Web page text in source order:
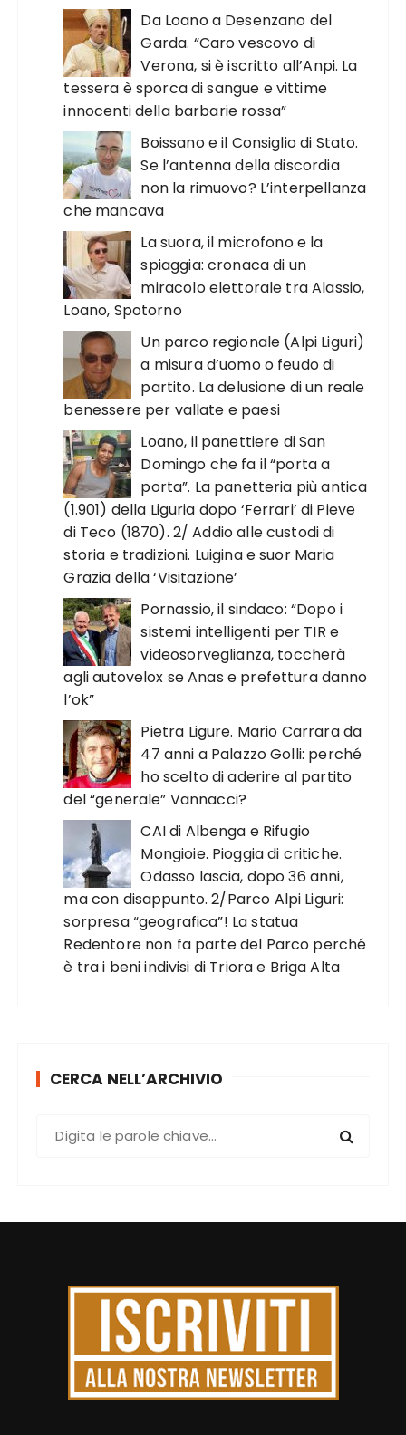
Da Loano a Desenzano del
Garda. “Caro vescovo di
Verona, si è iscritto all’Anpi. La
tessera è sporca di sangue e vittime
innocenti della barbarie rossa”
Boissano e il Consiglio di Stato.
Se l’antenna della discordia
non la rimuovo? L’interpellanza
che mancava
La suora, il microfono e la
spiaggia: cronaca di un
miracolo elettorale tra Alassio,
Loano, Spotorno
Un parco regionale (Alpi Liguri)
a misura d’uomo o feudo di
partito. La delusione di un reale
benessere per vallate e paesi
Loano, il panettiere di San
Domingo che fa il “porta a
porta”. La panetteria più antica
(1.901) della Liguria dopo ‘Ferrari’ di Pieve
di Teco (1870). 2/ Addio alle custodi di
storia e tradizioni. Luigina e suor Maria
Grazia della ‘Visitazione’
Pornassio, il sindaco: “Dopo i
sistemi intelligenti per TIR e
videosorveglianza, toccherà
agli autovelox se Anas e prefettura danno
l’ok”
Pietra Ligure. Mario Carrara da
47 anni a Palazzo Golli: perché
ho scelto di aderire al partito
del “generale” Vannacci?
CAI di Albenga e Rifugio
Mongioie. Pioggia di critiche.
Odasso lascia, dopo 36 anni,
ma con disappunto. 2/Parco Alpi Liguri:
sorpresa “geografica”! La statua
Redentore non fa parte del Parco perché
è tra i beni indivisi di Triora e Briga Alta
CERCA NELL’ARCHIVIO